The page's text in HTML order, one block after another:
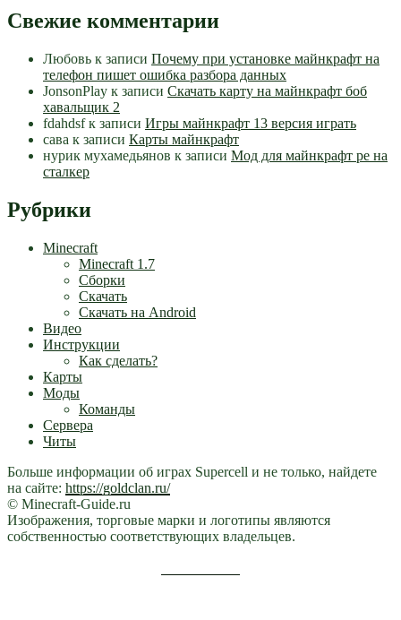
Свежие комментарии
Любовь к записи Почему при установке майнкрафт на
телефон пишет ошибка разбора данных
JonsonPlay к записи Скачать карту на майнкрафт боб
хавальщик 2
fdahdsfк записи Игры майнкрафт 13 версия играть
сава к записи Карты майнкрафт
нурик мухамедьянов к записи Мод для майнкрафт pe на
сталкер
Рубрики
Minecraft
Minecraft 1.7
Сборки
Скачать
Скачать на Android
Видео
Инструкции
Как сделать?
Карты
Моды
Команды
Сервера
Читы
Больше информации об играх Supercell и не только, найдете
на сайте: https://goldclan.ru/
© Minecraft-Guide.ru
Изображения, торговые марки и логотипы являются
собственностью соответствующих владельцев.